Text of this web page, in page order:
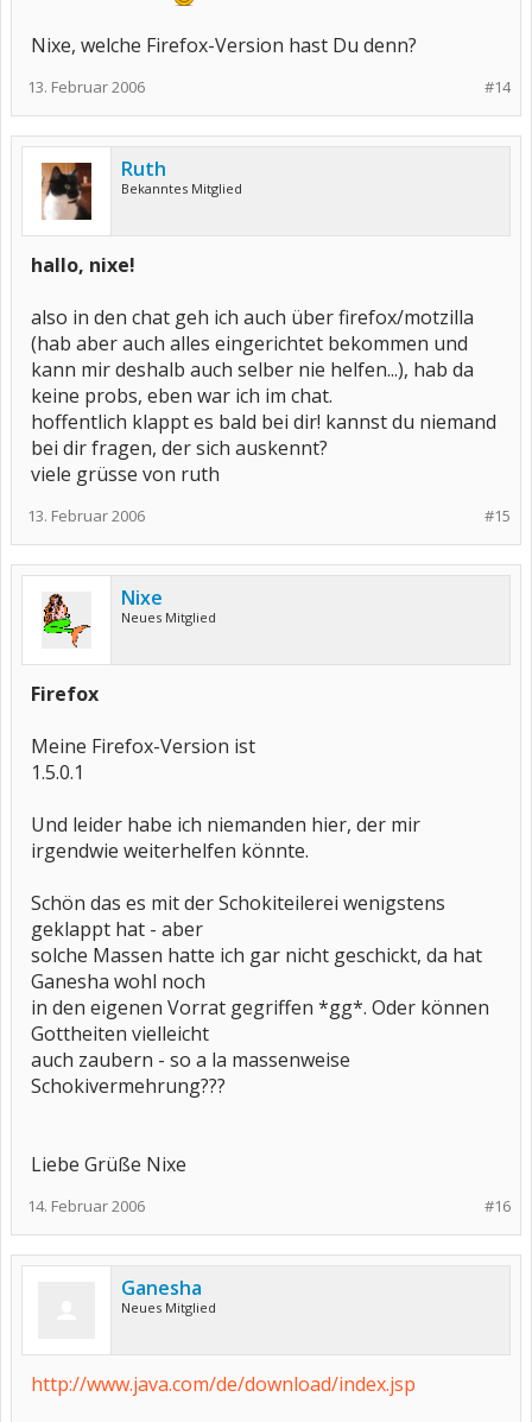
Nixe, welche Firefox-Version hast Du denn?
#14
13. Februar 2006
Ruth
Bekanntes Mitglied
hallo, nixe!
also in den chat geh ich auch über firefox/motzilla
(hab aber auch alles eingerichtet bekommen und
kann mir deshalb auch selber nie helfen...), hab da
keine probs, eben war ich im chat.
hoffentlich klappt es bald bei dir! kannst du niemand
bei dir fragen, der sich auskennt?
viele grüsse von ruth
#15
13. Februar 2006
Nixe
Neues Mitglied
Firefox
Meine Firefox-Version ist
1.5.0.1
Und leider habe ich niemanden hier, der mir
irgendwie weiterhelfen könnte.
Schön das es mit der Schokiteilerei wenigstens
geklappt hat - aber
solche Massen hatte ich gar nicht geschickt, da hat
Ganesha wohl noch
in den eigenen Vorrat gegriffen *gg*. Oder können
Gottheiten vielleicht
auch zaubern - so a la massenweise
Schokivermehrung???
Liebe Grüße Nixe
#16
14. Februar 2006
Ganesha
Neues Mitglied
http://www.java.com/de/download/index.jsp